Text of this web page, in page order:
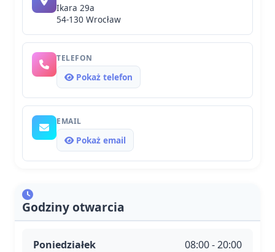
Ikara 29a
54-130 Wrocław
TELEFON
Pokaż telefon
EMAIL
Pokaż email
Godziny otwarcia
Poniedziałek 08:00 - 20:00